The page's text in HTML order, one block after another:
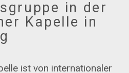
in der
Kapelle in
ist von internationaler